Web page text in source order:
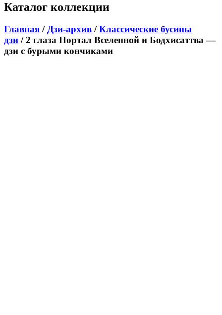
Каталог коллекции
Главная / Дзи-архив /Классические бусины
дзи / 2 глаза Портал Вселенной и Бодхисаттва —
дзи с бурыми кончиками